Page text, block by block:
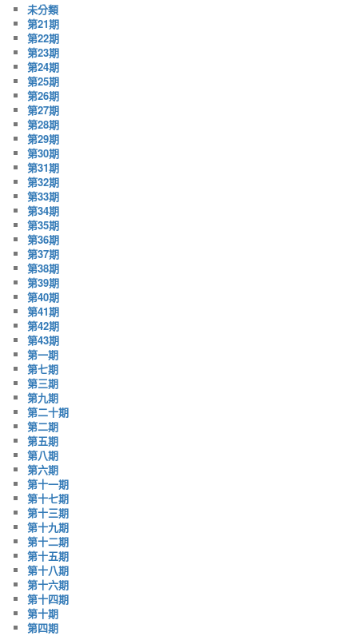
未分類
第21期
第22期
第23期
第24期
第25期
第26期
第27期
第28期
第29期
第30期
第31期
第32期
第33期
第34期
第35期
第36期
第37期
第38期
第39期
第40期
第41期
第42期
第43期
第一期
第七期
第三期
第九期
第二十期
第二期
第五期
第八期
第六期
第十一期
第十七期
第十三期
第十九期
第十二期
第十五期
第十八期
第十六期
第十四期
第十期
第四期